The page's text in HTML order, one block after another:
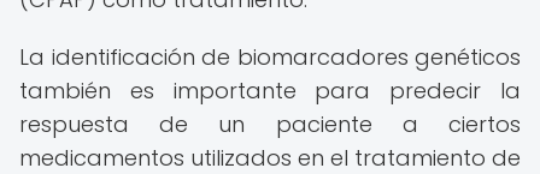
La identificación de biomarcadores genéticos
también es importante para predecir la
respuesta de un paciente a ciertos
medicamentos utilizados en el tratamiento de